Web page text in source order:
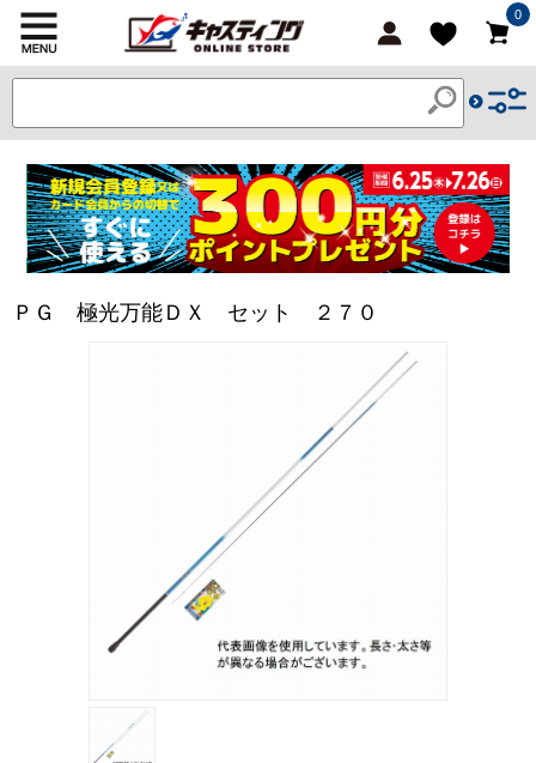
0
ＰＧ 極光万能ＤＸ セット ２７０